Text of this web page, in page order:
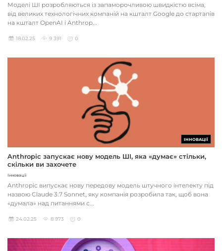
Моделі ШІ розробляються із запаморочливою швидкістю всіма,
від великих технологічних компаній на кшталт Google до стартапів
на кшталт OpenAI і Anthrop...
18.02.25 9 391 0
ІННОВАЦІЇ
Anthropic запускає нову модель ШІ, яка «думає» стільки,
скільки ви захочете
Інновації
Anthropic випускає нову передову модель штучного інтелекту під
назвою Claude 3.7 Sonnet, яку компанія розробила так, щоб вона
«думала» над питаннями с...
24.02.25 8 973 0